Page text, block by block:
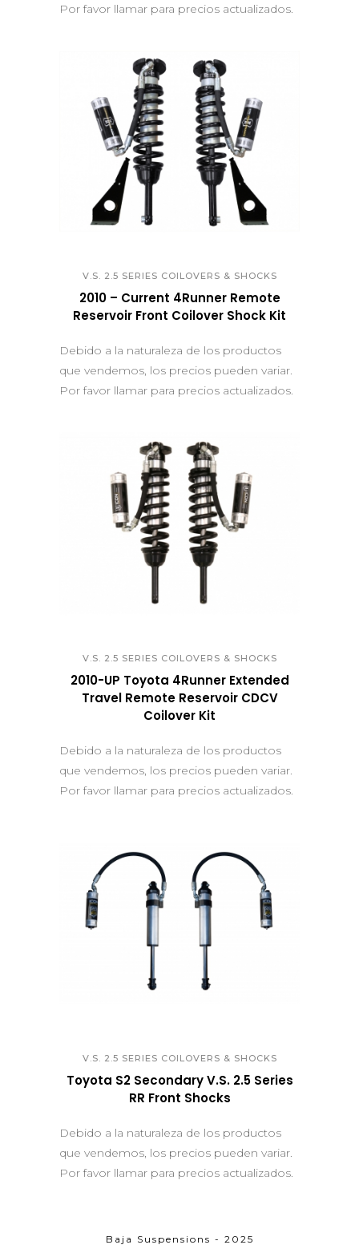
Por favor llamar para precios actualizados.
QUICK VIEW
V.S. 2.5 SERIES COILOVERS & SHOCKS
2010 – Current 4Runner Remote
Reservoir Front Coilover Shock Kit
Debido a la naturaleza de los productos
que vendemos, los precios pueden variar.
Por favor llamar para precios actualizados.
QUICK VIEW
V.S. 2.5 SERIES COILOVERS & SHOCKS
2010-UP Toyota 4Runner Extended
Travel Remote Reservoir CDCV
Coilover Kit
Debido a la naturaleza de los productos
que vendemos, los precios pueden variar.
Por favor llamar para precios actualizados.
V.S. 2.5 SERIES COILOVERS & SHOCKS
Toyota S2 Secondary V.S. 2.5 Series
RR Front Shocks
Debido a la naturaleza de los productos
que vendemos, los precios pueden variar.
Por favor llamar para precios actualizados.
Baja Suspensions - 2025